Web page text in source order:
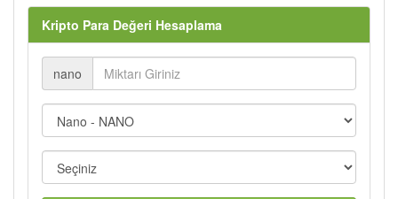
Kripto Para Değeri Hesaplama
nano